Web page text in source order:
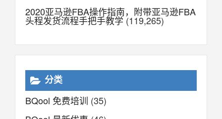
2020亚马逊FBA操作指南，附带亚马逊FBA
头程发货流程手把手教学(119,265)
分类
BQool 免费培训 (35)